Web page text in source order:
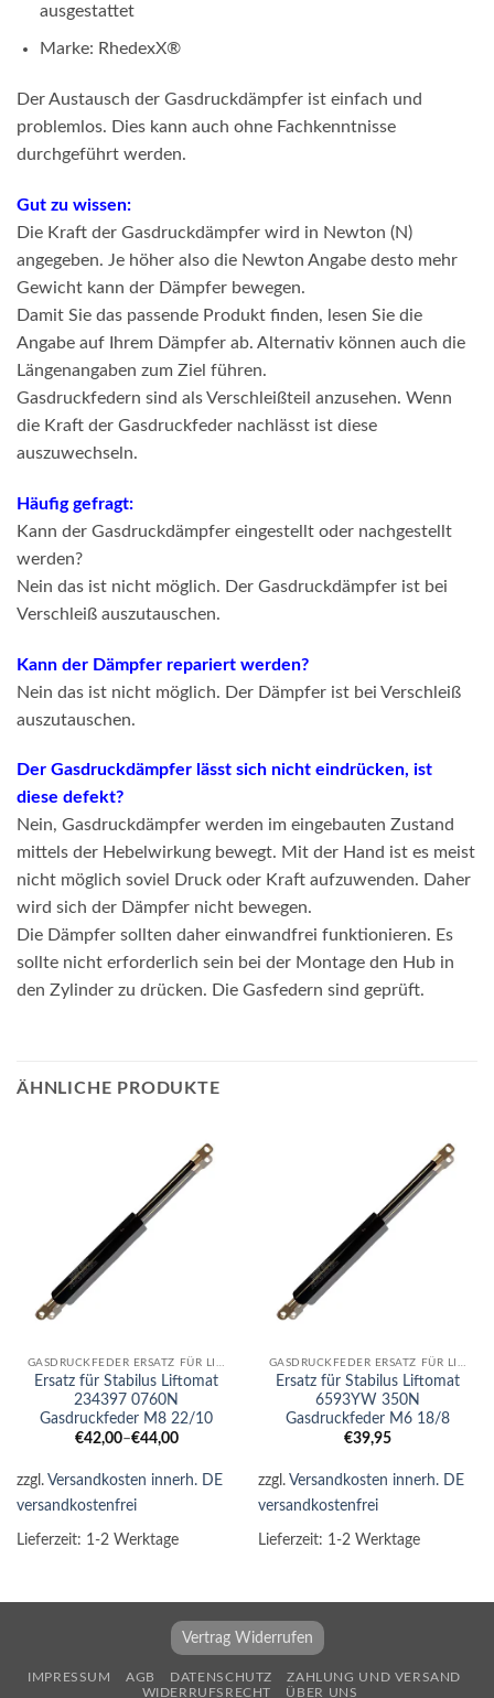
ausgestattet
Marke: RhedexX®
Der Austausch der Gasdruckdämpfer ist einfach und
problemlos. Dies kann auch ohne Fachkenntnisse
durchgeführt werden.
Gut zu wissen:
Die Kraft der Gasdruckdämpfer wird in Newton (N)
angegeben. Je höher also die Newton Angabe desto mehr
Gewicht kann der Dämpfer bewegen.
Damit Sie das passende Produkt finden, lesen Sie die
Angabe auf Ihrem Dämpfer ab. Alternativ können auch die
Längenangaben zum Ziel führen.
Gasdruckfedern sind als Verschleißteil anzusehen. Wenn
die Kraft der Gasdruckfeder nachlässt ist diese
auszuwechseln.
Häufig gefragt:
Kann der Gasdruckdämpfer eingestellt oder nachgestellt
werden?
Nein das ist nicht möglich. Der Gasdruckdämpfer ist bei
Verschleiß auszutauschen.
Kann der Dämpfer repariert werden?
Nein das ist nicht möglich. Der Dämpfer ist bei Verschleiß
auszutauschen.
Der Gasdruckdämpfer lässt sich nicht eindrücken, ist
diese defekt?
Nein, Gasdruckdämpfer werden im eingebauten Zustand
mittels der Hebelwirkung bewegt. Mit der Hand ist es meist
nicht möglich soviel Druck oder Kraft aufzuwenden. Daher
wird sich der Dämpfer nicht bewegen.
Die Dämpfer sollten daher einwandfrei funktionieren. Es
sollte nicht erforderlich sein bei der Montage den Hub in
den Zylinder zu drücken. Die Gasfedern sind geprüft.
ÄHNLICHE PRODUKTE
GASDRUCKFEDER ERSATZ FÜR LIFTOMAT
Ersatz für Stabilus Liftomat
234397 0760N
Gasdruckfeder M8 22/10
€42,00–€44,00
zzgl. Versandkosten innerh. DE
versandkostenfrei
Lieferzeit: 1-2 Werktage
GASDRUCKFEDER ERSATZ FÜR LIFTOMAT
Ersatz für Stabilus Liftomat
6593YW 350N
Gasdruckfeder M6 18/8
€39,95
zzgl. Versandkosten innerh. DE
versandkostenfrei
Lieferzeit: 1-2 Werktage
Vertrag Widerrufen
IMPRESSUM AGB DATENSCHUTZ
ZAHLUNG UND VERSAND
WIDERRUFSRECHT
ÜBER UNS